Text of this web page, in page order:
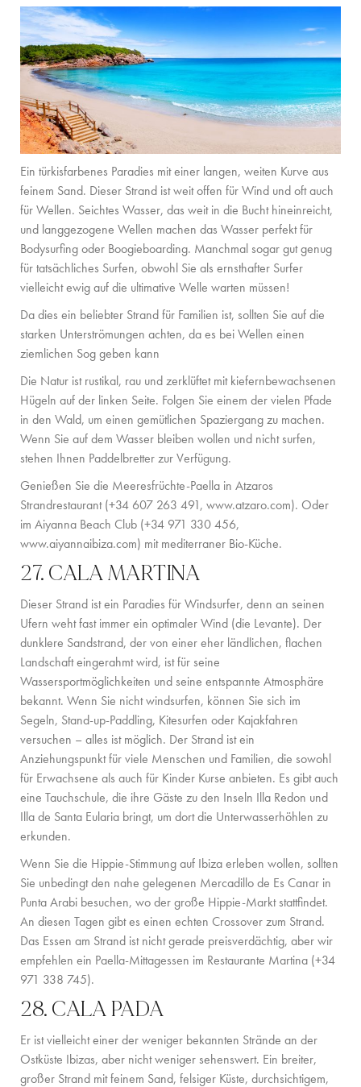
Ein türkisfarbenes Paradies mit einer langen, weiten Kurve aus
feinem Sand. Dieser Strand ist weit offen für Wind und oft auch
für Wellen. Seichtes Wasser, das weit in die Bucht hineinreicht,
und langgezogene Wellen machen das Wasser perfekt für
Bodysurfing oder Boogieboarding. Manchmal sogar gut genug
für tatsächliches Surfen, obwohl Sie als ernsthafter Surfer
vielleicht ewig auf die ultimative Welle warten müssen!
Da dies ein beliebter Strand für Familien ist, sollten Sie auf die
starken Unterströmungen achten, da es bei Wellen einen
ziemlichen Sog geben kann
Die Natur ist rustikal, rau und zerklüftet mit kiefernbewachsenen
Hügeln auf der linken Seite. Folgen Sie einem der vielen Pfade
in den Wald, um einen gemütlichen Spaziergang zu machen.
Wenn Sie auf dem Wasser bleiben wollen und nicht surfen,
stehen Ihnen Paddelbretter zur Verfügung.
Genießen Sie die Meeresfrüchte-Paella in Atzaros
Strandrestaurant (+34 607 263 491, www.atzaro.com). Oder
im Aiyanna Beach Club (+34 971 330 456,
www.aiyannaibiza.com) mit mediterraner Bio-Küche.
27. CALA MARTINA
Dieser Strand ist ein Paradies für Windsurfer, denn an seinen
Ufern weht fast immer ein optimaler Wind (die Levante). Der
dunklere Sandstrand, der von einer eher ländlichen, flachen
Landschaft eingerahmt wird, ist für seine
Wassersportmöglichkeiten und seine entspannte Atmosphäre
bekannt. Wenn Sie nicht windsurfen, können Sie sich im
Segeln, Stand-up-Paddling, Kitesurfen oder Kajakfahren
versuchen – alles ist möglich. Der Strand ist ein
Anziehungspunkt für viele Menschen und Familien, die sowohl
für Erwachsene als auch für Kinder Kurse anbieten. Es gibt auch
eine Tauchschule, die ihre Gäste zu den Inseln Illa Redon und
Illa de Santa Eularia bringt, um dort die Unterwasserhöhlen zu
erkunden.
Wenn Sie die Hippie-Stimmung auf Ibiza erleben wollen, sollten
Sie unbedingt den nahe gelegenen Mercadillo de Es Canar in
Punta Arabi besuchen, wo der große Hippie-Markt stattfindet.
An diesen Tagen gibt es einen echten Crossover zum Strand.
Das Essen am Strand ist nicht gerade preisverdächtig, aber wir
empfehlen ein Paella-Mittagessen im Restaurante Martina (+34
971 338 745).
28. CALA PADA
Er ist vielleicht einer der weniger bekannten Strände an der
Ostküste Ibizas, aber nicht weniger sehenswert. Ein breiter,
großer Strand mit feinem Sand, felsiger Küste, durchsichtigem,